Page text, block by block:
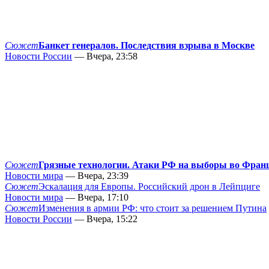
СюжетБанкет генералов. Последствия взрыва в Москве
Новости России — Вчера, 23:58
СюжетГрязные технологии. Атаки РФ на выборы во
Новости мира — Вчера, 23:39
СюжетЭскалация для Европы. Российский дрон в Лейпциге
Новости мира — Вчера, 17:10
СюжетИзменения в армии РФ: что стоит за решением Путина
Новости России — Вчера, 15:22